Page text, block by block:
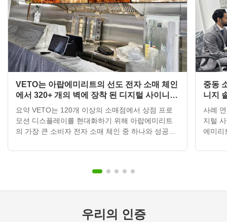
VETO는 아랍에미리트의 선도 전자 소매 체인
에서 320+ 개의 벽에 장착 된 디지털 사이니지
디스플레이를 배포합니다.
요약 VETO는 120개 이상의 소매점에서 상점 프로
모션 디스플레이를 현대화하기 위해 아랍에미리트
의 가장 큰 소비자 전자 소매 체인 중 하나와 성공적
관리 시스템과 통합된 320개 이상의 벽에 장착된 디
케팅 활동을 변화시켰고, 홍보 업데이트 시간을 3~5
동 전역에 120개 이상의 매장 프...
중동
니지
사례
지털
에미리
비용이
우리의 인증